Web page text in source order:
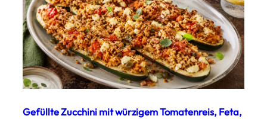
Gefüllte Zucchini mit würzigem Tomatenreis, Feta,